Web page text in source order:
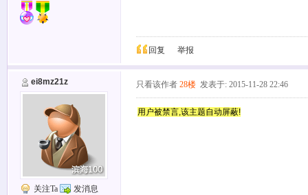
回复 举报
ei8mz21z
关注Ta
发消息
只看该作者 28楼 发表于: 2015-11-28 22:46
用户被禁言,该主题自动屏蔽!